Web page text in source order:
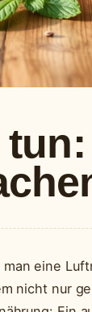
eine
nicht nur